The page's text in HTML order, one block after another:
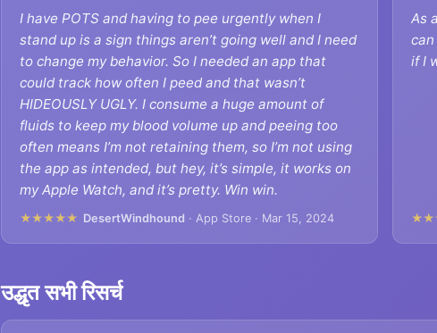
I have POTS and having to pee urgently when I
stand up is a sign things aren’t going well and I need
to change my behavior. So I needed an app that
could track how often I peed and that wasn’t
HIDEOUSLY UGLY. I consume a huge amount of
fluids to keep my blood volume up and peeing too
often means I’m not retaining them, so I’m not using
the app as intended, but hey, it’s simple, it works on
my Apple Watch, and it’s pretty. Win win.
★★★★★ DesertWindhound · App Store · Mar 15, 2024
As
if I
उद्धृत सभी रिसर्च